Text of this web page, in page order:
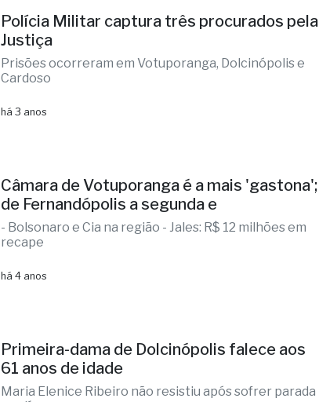
Polícia Militar captura três procurados pela
Justiça
Prisões ocorreram em Votuporanga, Dolcinópolis e
Cardoso
há 3 anos
Câmara de Votuporanga é a mais 'gastona';
de Fernandópolis a segunda e
- Bolsonaro e Cia na região - Jales: R$ 12 milhões em
recape
há 4 anos
Primeira-dama de Dolcinópolis falece aos
61 anos de idade
Maria Elenice Ribeiro não resistiu após sofrer parada